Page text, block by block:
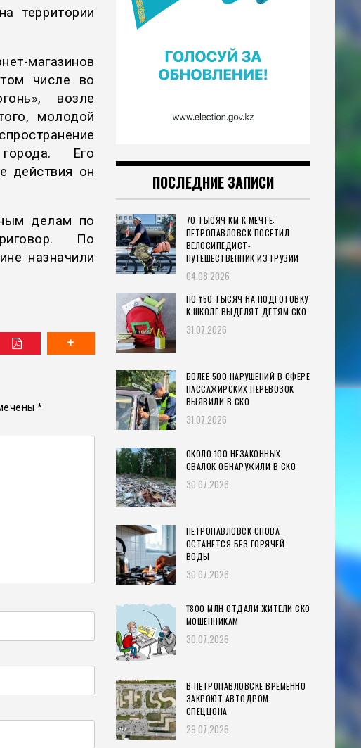
территории
магазинов
числе во
возле
молодой
Его
действия он
делам по
По
назначили
*
ПОСЛЕДНИЕ ЗАПИСИ
70 ТЫСЯЧ КМ К МЕЧТЕ:
ПЕТРОПАВЛОВСК ПОСЕТИЛ
ВЕЛОСИПЕДИСТ-
ПУТЕШЕСТВЕННИК ИЗ ГРУЗИИ
04.08.2026
ПО ₸50 ТЫСЯЧ НА ПОДГОТОВКУ
К ШКОЛЕ ВЫДЕЛЯТ ДЕТЯМ СКО
31.07.2026
БОЛЕЕ 500 НАРУШЕНИЙ В СФЕРЕ
ПАССАЖИРСКИХ ПЕРЕВОЗОК
ВЫЯВИЛИ В СКО
31.07.2026
ОКОЛО 100 НЕЗАКОННЫХ
СВАЛОК ОБНАРУЖИЛИ В СКО
30.07.2026
ПЕТРОПАВЛОВСК СНОВА
ОСТАНЕТСЯ БЕЗ ГОРЯЧЕЙ
ВОДЫ
30.07.2026
₸800 МЛН ОТДАЛИ ЖИТЕЛИ СКО
МОШЕННИКАМ
30.07.2026
В ПЕТРОПАВЛОВСКЕ ВРЕМЕННО
ЗАКРОЮТ АВТОДРОМ
СПЕЦЦОНА
29.07.2026